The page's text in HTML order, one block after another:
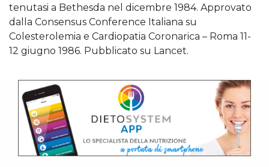
tenutasi a Bethesda nel dicembre 1984. Approvato
dalla Consensus Conference Italiana su
Colesterolemia e Cardiopatia Coronarica – Roma 11-
12 giugno 1986. Pubblicato su Lancet.